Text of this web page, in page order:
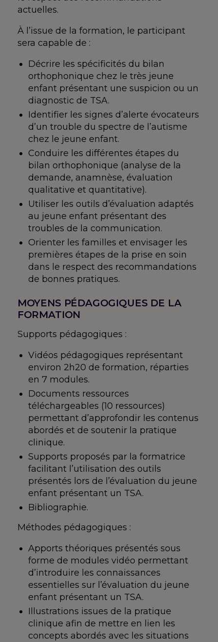
actuelles.
À l’issue de la formation, le participant
sera capable de :
Décrire les spécificités du bilan
orthophonique chez le très jeune
enfant présentant une suspicion ou un
diagnostic de TSA.
Identifier les signes d’alerte évocateurs
d’un trouble du spectre de l’autisme
chez le jeune enfant.
Conduire les différentes étapes du
bilan orthophonique (analyse de la
demande, anamnèse, évaluation
qualitative et quantitative).
Utiliser les outils d’évaluation adaptés
au jeune enfant présentant des
troubles de la communication.
Orienter les familles et envisager les
premières étapes de la prise en soin
dans le respect des recommandations
de bonnes pratiques.
MOYENS PÉDAGOGIQUES DE LA
FORMATION
Supports pédagogiques :
Vidéos pédagogiques représentant
environ 2h20 de formation, réparties
en 7 modules.
Documents ressources
téléchargeables (10 ressources)
permettant d’approfondir les contenus
abordés et de soutenir la pratique
clinique.
Supports proposés par la formatrice
facilitant l’utilisation des outils
présentés lors de l’évaluation du jeune
enfant présentant un TSA.
Bibliographie.
Méthodes pédagogiques :
Apports théoriques présentés sous
forme de modules vidéo permettant
d’introduire les connaissances
essentielles sur l’évaluation du jeune
enfant présentant un TSA.
Illustrations issues de la pratique
clinique afin de mettre en lien les
concepts abordés avec les situations